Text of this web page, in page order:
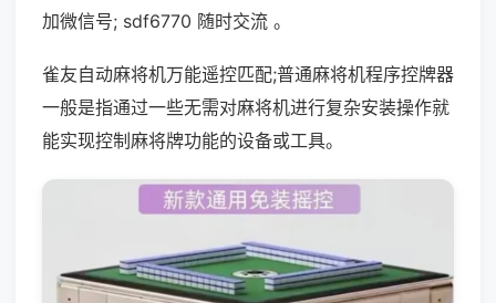
加微信号; sdf6770 随时交流 。
雀友自动麻将机万能遥控匹配;普通麻将机程序控牌器
一般是指通过一些无需对麻将机进行复杂安装操作就
能实现控制麻将牌功能的设备或工具。